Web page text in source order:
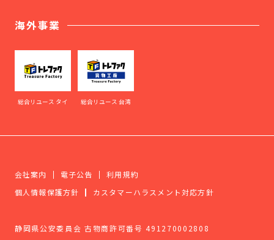
海外事業
総合リユース タイ 総合リユース 台湾
会社案内 電子公告
利用規約
個人情報保護方針
カスタマーハラスメント対応方針
静岡県公安委員会 古物商許可番号 491270002808